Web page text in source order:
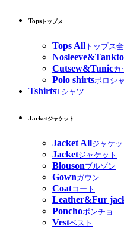
Tops トップス
Tops All トップス
Cutsew&Tunicカ
Polo shirtsポロシ
TshirtsTシャツ
Jacketジャケット
Jacket Allジャケ
Jacketジャケット
Blousonブルゾン
Gownガウン
Coatコート
Leather&Fur
Ponchoポンチョ
Vestベスト